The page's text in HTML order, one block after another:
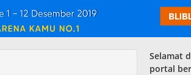
Selamat
portal